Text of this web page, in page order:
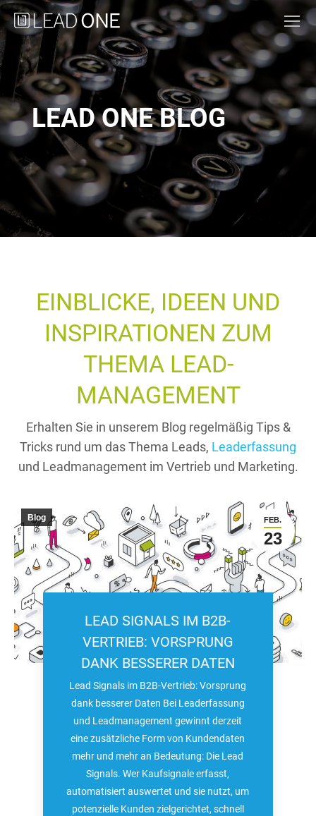
LEAD ONE BLOG
EINBLICKE, IDEEN UND
INSPIRATIONEN ZUM
THEMA LEAD-
MANAGEMENT
Erhalten Sie in unserem Blog regelmäßig Tips &
Tricks rund um das Thema Leads, Leaderfassung
und Leadmanagement im Vertrieb und Marketing.
FEB.
23
Blog
LEAD SIGNALS IM B2B-
VERTRIEB: VORSPRUNG
DANK BESSERER DATEN
Lead Signals im B2B-Vertrieb: Vorsprung
dank besserer Daten Bei Leaderfassung
und Leadmanagement gewinnt derzeit
eine zusätzliche Form von Kundendaten
mehr und mehr an Bedeutung: Die Lead
Signals. Wer Kaufsignale erfasst,
automatisiert auswertet und sie nutzt, um
potenzielle Kunden zielgerichtet, schnell